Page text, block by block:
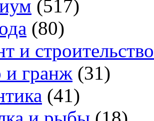
(517)
(80)
и строительство
и гранж (31)
(41)